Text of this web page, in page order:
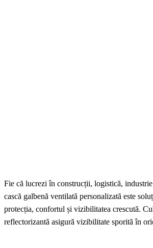
Fie că lucrezi în construcții, logistică,
cască galbenă ventilată personalizată este
protecția, confortul și vizibilitatea crescută.
reflectorizantă asigură vizibilitate sporită în